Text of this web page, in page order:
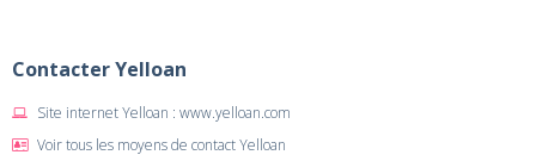
Contacter Yelloan
Site internet Yelloan : www.yelloan.com
Voir tous les moyens de contact Yelloan